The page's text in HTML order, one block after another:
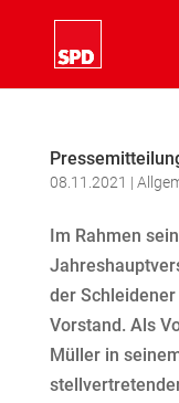
08.11.2021 |
Im Rahmen
der
Vorstand. Als
Müller in